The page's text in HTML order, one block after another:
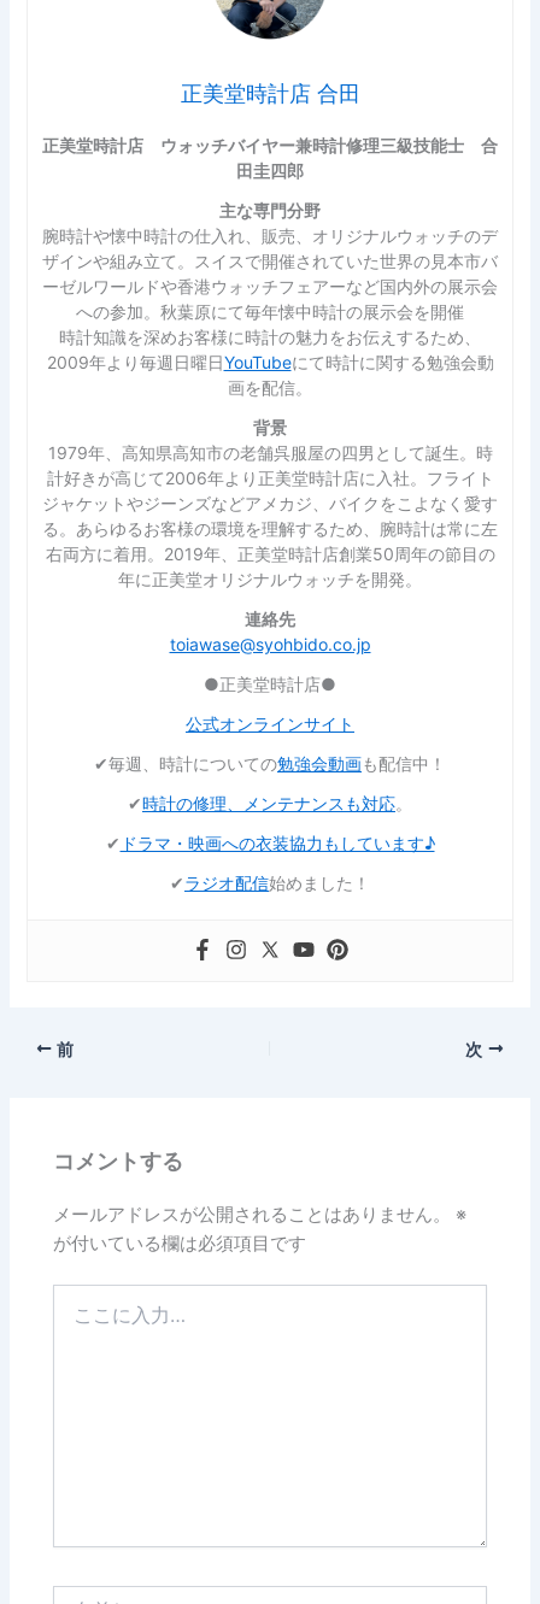
正美堂時計店 合田
正美堂時計店 ウォッチバイヤー兼時計修理三級技能士 合
田圭四郎
主な専門分野
腕時計や懐中時計の仕入れ、販売、オリジナルウォッチのデ
ザインや組み立て。スイスで開催されていた世界の見本市バ
ーゼルワールドや香港ウォッチフェアーなど国内外の展示会
への参加。秋葉原にて毎年懐中時計の展示会を開催
時計知識を深めお客様に時計の魅力をお伝えするため、
2009年より毎週日曜日YouTubeにて時計に関する勉強会動
画を配信。
背景
1979年、高知県高知市の老舗呉服屋の四男として誕生。時
計好きが高じて2006年より正美堂時計店に入社。フライト
ジャケットやジーンズなどアメカジ、バイクをこよなく愛す
る。あらゆるお客様の環境を理解するため、腕時計は常に左
右両方に着用。2019年、正美堂時計店創業50周年の節目の
年に正美堂オリジナルウォッチを開発。
連絡先
toiawase@syohbido.co.jp
●正美堂時計店●
公式オンラインサイト
✔︎毎週、時計についての勉強会動画も配信中！
✔︎時計の修理、メンテナンスも対応。
✔︎ ドラマ・映画への衣装協力もしています♪
✔︎ラジオ配信始めました！
前 次
コメントする
メールアドレスが公開されることはありません。
※
が付いている欄は必須項目です